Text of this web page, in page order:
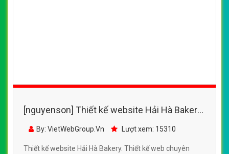
[nguyenson] Thiết kế website Hải Hà Bakery
đẹp, chuyên nghiệp chuẩn SEO
By: VietWebGroup.Vn Lượt xem: 15310
Thiết kế website Hải Hà Bakery. Thiết kế web chuyên